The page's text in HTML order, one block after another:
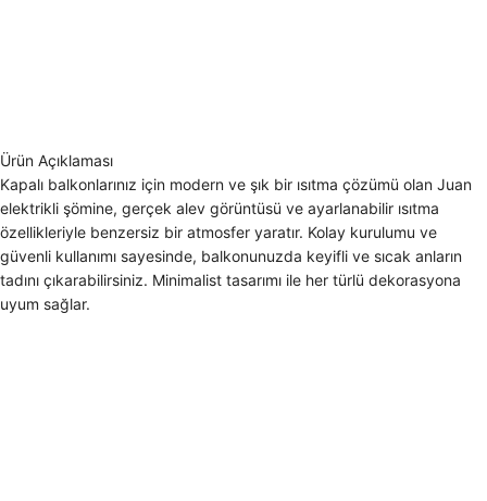
Ürün Açıklaması
Kapalı balkonlarınız için modern ve şık bir ısıtma çözümü olan Juan
elektrikli şömine, gerçek alev görüntüsü ve ayarlanabilir ısıtma
özellikleriyle benzersiz bir atmosfer yaratır. Kolay kurulumu ve
güvenli kullanımı sayesinde, balkonunuzda keyifli ve sıcak anların
tadını çıkarabilirsiniz. Minimalist tasarımı ile her türlü dekorasyona
uyum sağlar.